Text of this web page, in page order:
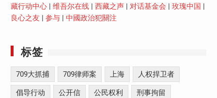
藏行动中心| 维吾尔在线| 西藏之声| 对话基金会 玫瑰中国
良心之友
参与| 中國政治犯關注
标签
709大抓捕 709律师案 上海 人权捍卫者
倡导行动 公开信 公民权利 刑事拘留